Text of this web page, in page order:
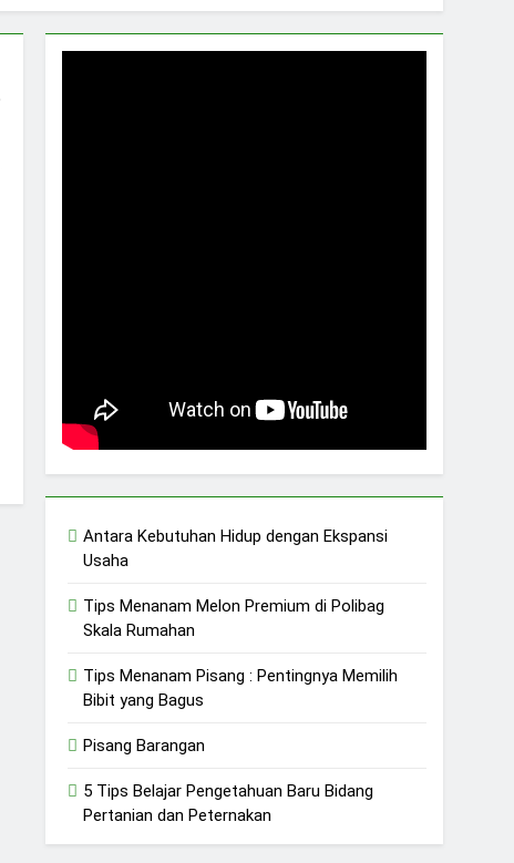
Antara Kebutuhan Hidup dengan Ekspansi
Usaha
Tips Menanam Melon Premium di Polibag
Skala Rumahan
Tips Menanam Pisang : Pentingnya Memilih
Bibit yang Bagus
Pisang Barangan
5 Tips Belajar Pengetahuan Baru Bidang
Pertanian dan Peternakan